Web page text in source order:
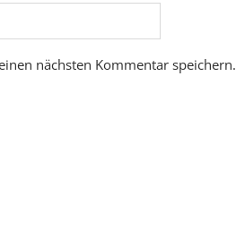
nächsten Kommentar speichern.